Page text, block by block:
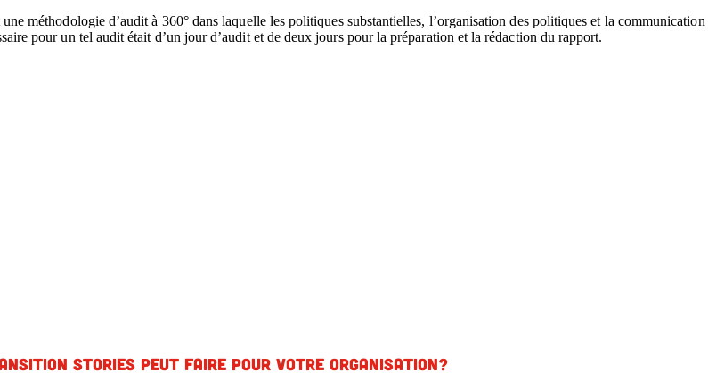
méthodologie d’audit à 360° dans laquelle les politiques substantielles, l’organisation des politiques et la communication
pour un tel audit était d’un jour d’audit et de deux jours pour la préparation et la rédaction du rapport.
Stories peut faire pour votre organisation?